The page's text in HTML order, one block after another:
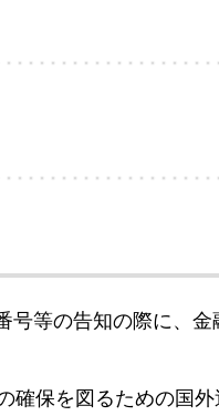
号等の告知の際に、
確保を図るための国